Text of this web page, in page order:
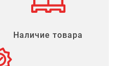
Наличие товара